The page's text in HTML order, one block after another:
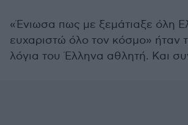
«Ένιωσα πως με ξεμάτιαξε όλη
ευχαριστώ όλο τον κόσμο» ήταν
λόγια του Έλληνα αθλητή. Και